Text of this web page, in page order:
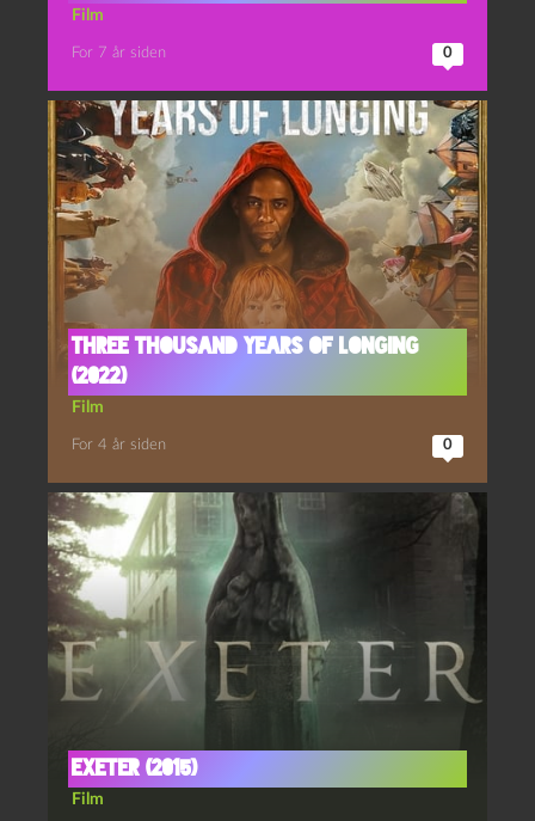
Film
For 7 år siden 0
Three thousand years of longing
(2022)
Film
For 4 år siden 0
Exeter (2015)
Film